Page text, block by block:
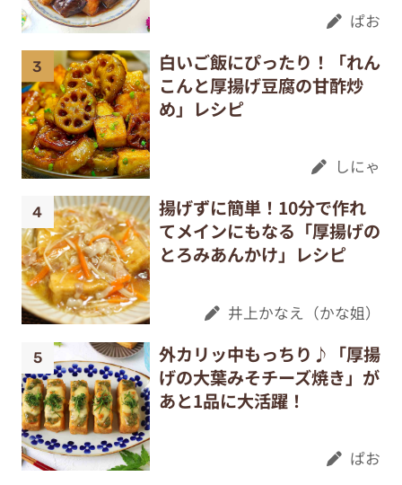
ぱお
白いご飯にぴったり！「れん
こんと厚揚げ豆腐の甘酢炒
め」レシピ
しにゃ
揚げずに簡単！10分で作れ
てメインにもなる「厚揚げの
とろみあんかけ」レシピ
井上かなえ（かな姐）
外カリッ中もっちり♪「厚揚
げの大葉みそチーズ焼き」が
あと1品に大活躍！
ぱお